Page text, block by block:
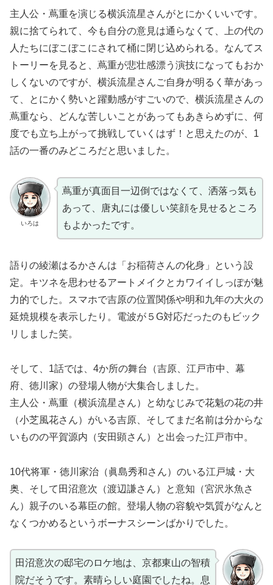
主人公・蔦重を演じる横浜流星さんがとにかくいいです。
親に捨てられて、今も自分の意見は通らなくて、上の代の
人たちにぼこぼこにされて桶に閉じ込められる。なんてス
トーリーを見ると、蔦重が悲壮感漂う演技になってもおか
しくないのですが、横浜流星さんご自身が明るく華があっ
て、とにかく勢いと躍動感がすごいので、横浜流星さんの
蔦重なら、どんな苦しいことがあってもあきらめずに、何
度でも立ち上がって挑戦していくはず！と思えたのが、1
話の一番のみどころだと思いました。
いろは
蔦重が真面目一辺倒ではなくて、洒落っ気も
あって、唐丸には優しい笑顔を見せるところ
もよかったです。
語りの綾瀬はるかさんは「お稲荷さんの化身」という設
定。キツネを思わせるアートメイクとカワイイしっぽが魅
力的でした。スマホで吉原の位置関係や明和九年の大火の
延焼規模を表示したり。電波が５G対応だったのもビック
リしました笑。
そして、1話では、4か所の舞台（吉原、江戸市中、幕
府、徳川家）の登場人物が大集合しました。
主人公・蔦重（横浜流星さん）と幼なじみで花魁の花の井
（小芝風花さん）がいる吉原、そしてまだ名前は分からな
いものの平賀源内（安田顕さん）と出会った江戸市中。
10代将軍・徳川家治（眞島秀和さん）のいる江戸城・大
奥、そして田沼意次（渡辺謙さん）と意知（宮沢氷魚さ
ん）親子のいる幕臣の館。登場人物の容貌や気質がなんと
なくつかめるというボーナスシーンばかりでした。
田沼意次の邸宅のロケ地は、京都東山の智積
院だそうです。素晴らしい庭園でしたね。息